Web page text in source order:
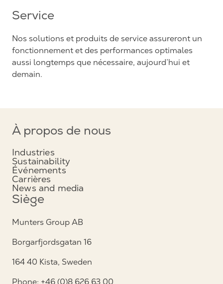
Service
Nos solutions et produits de service assureront un
fonctionnement et des performances optimales
aussi longtemps que nécessaire, aujourd’hui et
demain.
À propos de nous
Industries
Sustainability
Événements
Carrières
News and media
Siège
Munters Group AB
Borgarfjordsgatan 16
164 40 Kista, Sweden
Phone: +46 (0)8 626 63 00